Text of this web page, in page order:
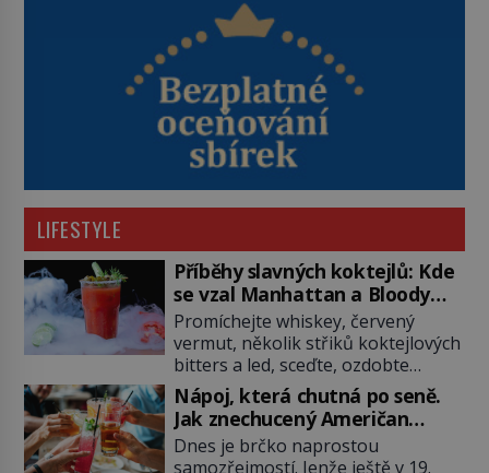
LIFESTYLE
Příběhy slavných koktejlů: Kde
se vzal Manhattan a Bloody
Mary?
Promíchejte whiskey, červený
vermut, několik střiků koktejlových
bitters a led, sceďte, ozdobte
koktejlovou třešinkou a tadá…
Manhattan je tu! A pokud to má být
skutečně on, dejte si pozor, ať
místo klasické americké rye
Nápoj, která chutná po seně.
Jak znechucený Američan
vymyslel brčko
Dnes je brčko naprostou
samozřejmostí. Jenže ještě v 19.